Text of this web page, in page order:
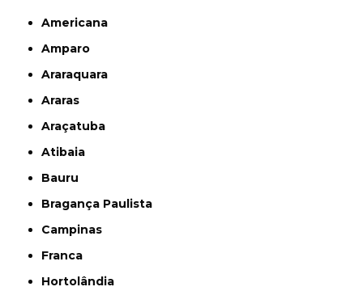
Americana
Amparo
Araraquara
Araras
Araçatuba
Atibaia
Bauru
Bragança Paulista
Campinas
Franca
Hortolândia